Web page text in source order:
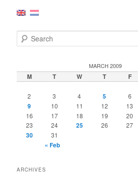
e
c
h
MARCH 2009
M T W T F
2
3 4 5 6
9 10 11 12 13
16
17 18 19 20
23
24 25 26 27
30 31
« Feb
ARCHIVES